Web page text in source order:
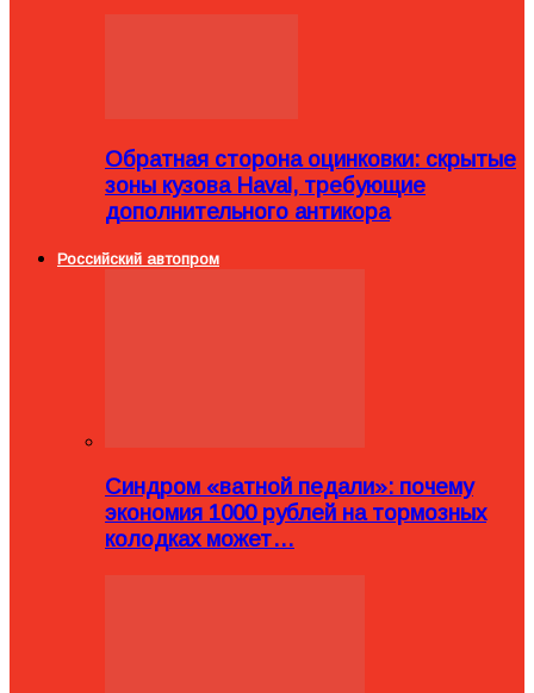
Обратная сторона оцинковки: скрытые
зоны кузова Haval, требующие
дополнительного антикора
Российский автопром
Синдром «ватной педали»: почему
экономия 1000 рублей на тормозных
колодках может…